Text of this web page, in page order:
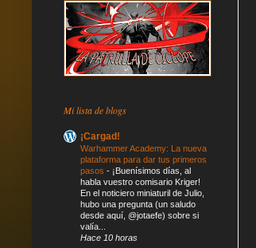
Mi lista de blogs
¡Cargad!
Warhammer Academy: La nueva
plataforma para dar tus primeros
pasos - ¡Buenísimos días, al
habla vuestro comisario Kriger!
En el noticiero miniaturil de Julio,
hubo una pregunta (un saludo
desde aquí, @jotaefe) sobre si
valía...
Hace 10 horas